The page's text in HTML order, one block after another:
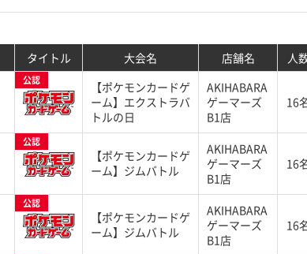
タイトル 大会名 店舗名 人
公認
【ポケモンカードゲ
ーム】エクストラバ
トルの日
AKIHABARA
ゲーマーズ
B1店
16
公認
【ポケモンカードゲ
ーム】ジムバトル
AKIHABARA
ゲーマーズ
B1店
16
公認
【ポケモンカードゲ
ーム】ジムバトル
AKIHABARA
ゲーマーズ
B1店
16